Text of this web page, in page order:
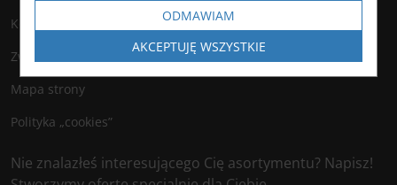
Kontakt
Zwroty
Mapa strony
Polityka „cookies”
Nie znalazłeś interesującego Cię asortymentu? Napisz!
ODMAWIAM
AKCEPTUJĘ WSZYSTKIE